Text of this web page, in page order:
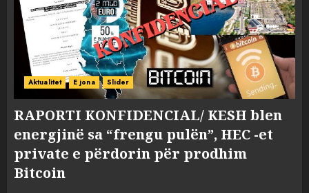
Aktualitet E jona Slider
RAPORTI KONFIDENCIAL/ KESH blen
energjinë sa “frengu pulën”, HEC -et
private e përdorin për prodhim
Bitcoin